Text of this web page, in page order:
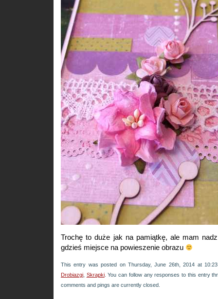
Trochę to duże jak na pamiątkę, ale mam
gdzieś miejsce na powieszenie obrazu
This entry was posted on Thursday, June 26th, 2014 at
Drobiazgi Skrapki. You can follow any responses to this entry
comments and pings are currently closed.